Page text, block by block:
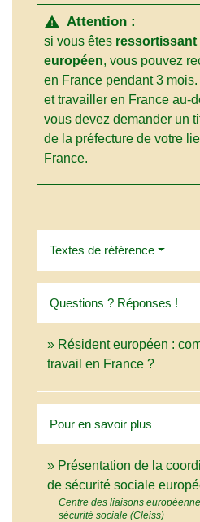
warning Attention :
si vous êtes
européen, vous pouvez
en France pendant 3
et travailler en France au-
vous devez demander un
de la préfecture de votre
France.
Textes de référence
Questions ? Réponses !
Résident européen :
travail en France ?
Pour en savoir plus
Présentation de la
de sécurité sociale
Centre des liaisons
sécurité sociale (Cleiss)